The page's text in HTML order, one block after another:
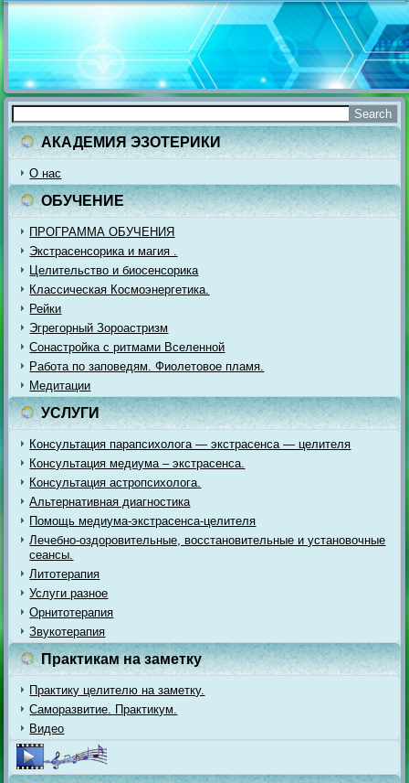
АКАДЕМИЯ ЭЗОТЕРИКИ
О нас
ОБУЧЕНИЕ
ПРОГРАММА ОБУЧЕНИЯ
Экстрасенсорика и магия .
Целительство и биосенсорика
Классическая Космоэнергетика.
Рейки
Эгрегорный Зороастризм
Сонастройка с ритмами Вселенной
Работа по заповедям. Фиолетовое пламя.
Медитации
УСЛУГИ
Консультация парапсихолога — экстрасенса — целителя
Консультация медиума – экстрасенса.
Консультация астропсихолога.
Альтернативная диагностика
Помощь медиума-экстрасенса-целителя
Лечебно-оздоровительные, восстановительные и установочные
сеансы.
Литотерапия
Услуги разное
Орнитотерапия
Звукотерапия
Практикам на заметку
Практику целителю на заметку.
Саморазвитие. Практикум.
Видео